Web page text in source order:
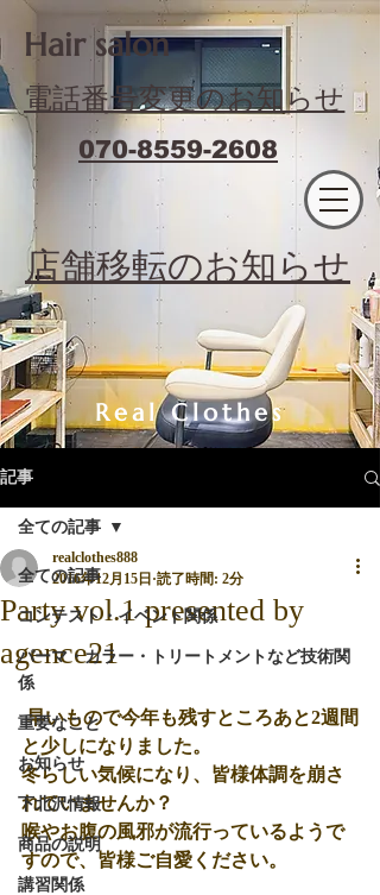
​Hair salon
電話番号変更のお知らせ
070-8559-2608
​店舗移転のお知らせ
Real Clothes
記事
全ての記事
コンテスト・イベント関係
パーマ・カラー・トリートメントなど技術関
係
重要なこと
お知らせ
下北沢情報
商品の説明
講習関係
全ての記事
Party vol.1 presented by
agence21
realclothes888
2016年12月15日 読了時間: 2分
早いもので今年も残すところあと2週間
と少しになりました。
冬らしい気候になり、皆様体調を崩さ
れていませんか？
喉やお腹の風邪が流行っているようで
すので、皆様ご自愛ください。